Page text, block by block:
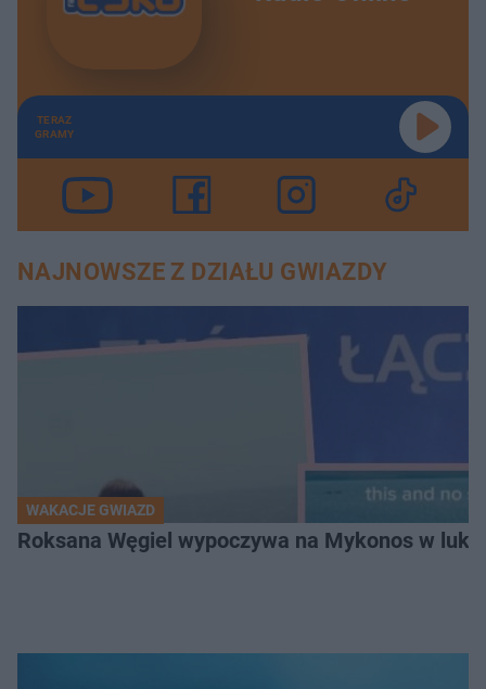
TERAZ
GRAMY
NAJNOWSZE Z DZIAŁU GWIAZDY
WAKACJE GWIAZD
Roksana Węgiel wypoczywa na Mykonos w